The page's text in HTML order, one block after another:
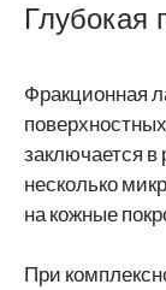
Глубокая
Фракционная
заключается в
несколько
на кожные
При